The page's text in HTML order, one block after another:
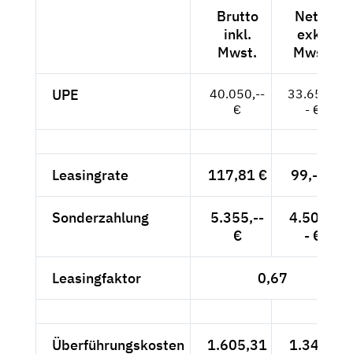
Brutto
inkl.
Mwst.
Netto
exkl.
Mwst.
UPE
40.050,--
€
33.655,-
- €
Leasingrate 117,81 € 99,-- €
Sonderzahlung
5.355,--
€
4.500,-
- €
Leasingfaktor 0,67
Überführungskosten
1.605,31
1.349,-